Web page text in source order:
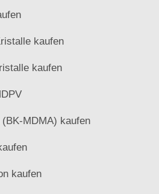
kaufen
kaufen
MDMA) kaufen
kaufen